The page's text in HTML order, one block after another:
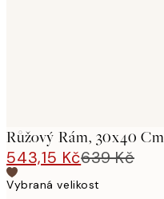
Růžový Rám, 30x40 Cm
543,15 Kč639 Kč
Vybraná velikost